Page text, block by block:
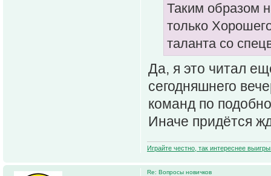
Таким образом
только
таланта со
Да, я это читал
сегодняшнего
команд по
Иначе придётся
Играйте честно, так интереснее
Re: Вопросы новичков